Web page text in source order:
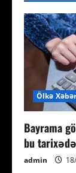
Ölkə
Bayrama
bu
admin